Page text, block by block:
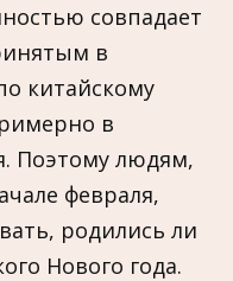
совпадает
в
китайскому
в
Поэтому людям,
февраля,
родились ли
Нового года.